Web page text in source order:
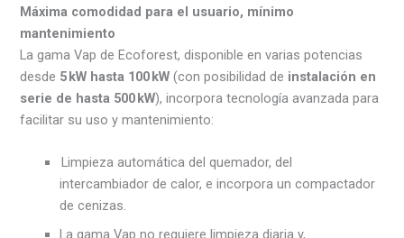
Máxima comodidad para el usuario, mínimo
mantenimiento
La gama Vap de Ecoforest, disponible en varias potencias
desde 5 kW hasta 100 kW (con posibilidad de instalación en
serie de hasta 500 kW), incorpora tecnología avanzada para
facilitar su uso y mantenimiento:
Limpieza automática del quemador, del
intercambiador de calor, e incorpora un compactador
de cenizas.
La gama Vap no requiere limpieza diaria y,